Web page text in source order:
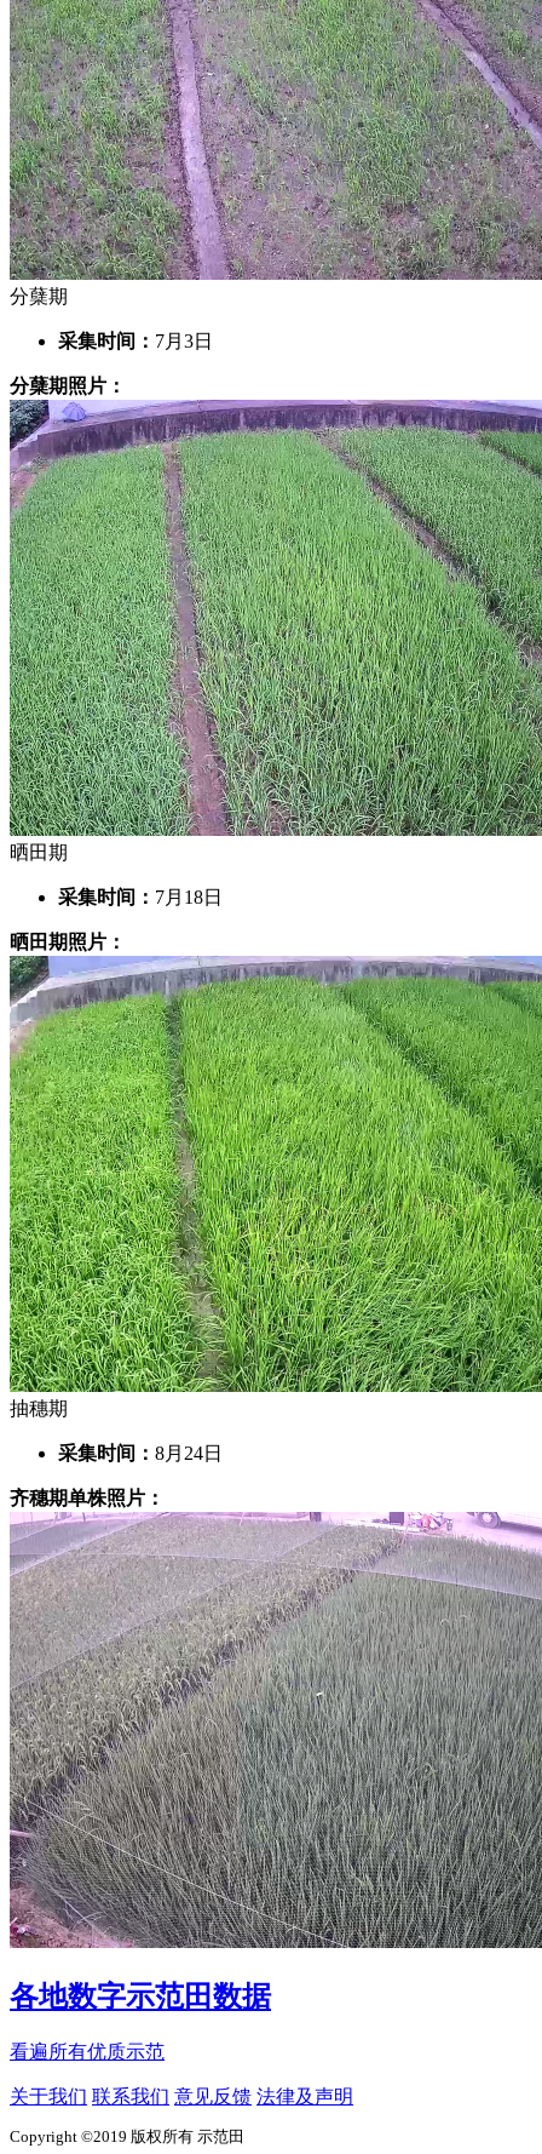
分蘖期
采集时间： 7月3日
分蘖期照片：
晒田期
采集时间： 7月18日
晒田期照片：
抽穗期
采集时间： 8月24日
齐穗期单株照片：
各地数字示范田数据
看遍所有优质示范
关于我们 联系我们 意见反馈 法律及声明
Copyright ©2019 版权所有 示范田